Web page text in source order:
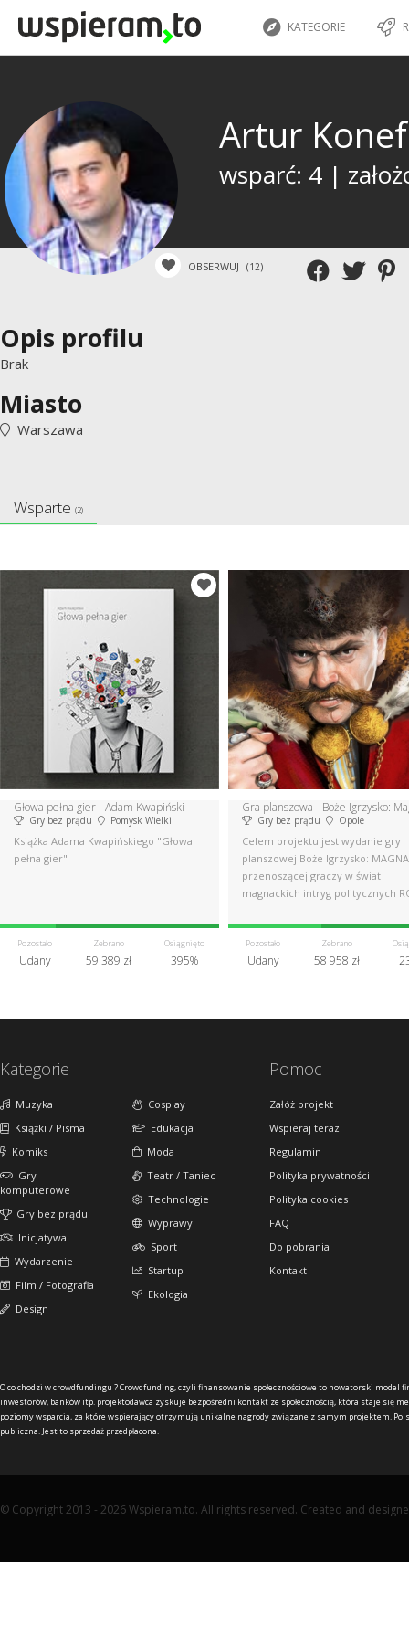
KATEGORIE
Artur
wsparć: 4 |
OBSERWUJ (12)
Opis profilu
Brak
Miasto
Warszawa
Wsparte (2)
Głowa pełna gier - Adam Kwapiński
Gry bez prądu Pomysk Wielki
Książka Adama Kwapińskiego "Głowa
pełna gier"
Pozostało
Udany
Zebrano
59 389 zł
Osiągnięto
395%
Gra planszowa - Boże Igrzysko:
Gry bez prądu Opole
Celem projektu jest wydanie gry
planszowej Boże Igrzysko:
przenoszącej graczy w świat
magnackich intryg politycznych
Pozostało
Udany
Zebrano
58 958 zł
Kategorie
Muzyka
Książki / Pisma
Komiks
Gry
komputerowe
Gry bez prądu
Inicjatywa
Wydarzenie
Film / Fotografia
Design
Cosplay
Edukacja
Moda
Teatr / Taniec
Technologie
Wyprawy
Sport
Startup
Ekologia
Pomoc
Załóż projekt
Wspieraj teraz
Regulamin
Polityka prywatności
Polityka cookies
FAQ
Do pobrania
Kontakt
O co chodzi w crowdfundingu ?Crowdfunding, czyli finansowanie społecznościowe to nowatorski model
inwestorów, banków itp. projektodawca zyskuje bezpośredni kontakt ze społecznością, która staje się
poziomy wsparcia, za które wspierający otrzymują unikalne nagrody związane z samym projektem.
publiczna. Jest to sprzedaż przedpłacona.
© Copyright 2013 - 2026 Wspieram.to. All rights reserved. Created and